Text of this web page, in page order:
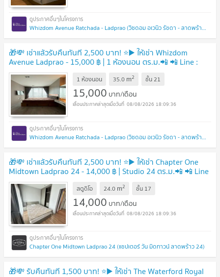
Whizdom Avenue Ratchada - Ladprao (วิซดอม อเวนิว รัชดา - ลาดพร้าว)
🎁💸 เช่าแล้วรับคืนทันที 2,500 บาท! ⭐️▶️ ให้เช่า Whizdom
Avenue Ladprao - 15,000 ฿ | 1 ห้องนอน ตร.ม.📲 📲 Line :
0842932624 / Junesone520🎉
1 ห้องนอน 35.0 m2 ชั้น21
15,000 บาท/เดือน
08/08/2026 18:09:36
Whizdom Avenue Ratchada - Ladprao (วิซดอม อเวนิว รัชดา - ลาดพร้าว)
🎁💸 เช่าแล้วรับคืนทันที 2,500 บาท! ⭐️▶️ ให้เช่า Chapter One
Midtown Ladprao 24 - 14,000 ฿ | Studio 24 ตร.ม.📲 📲 Line
: 0842932624 / Junesone520🎉
สตูดิโอ 24.0 m2 ชั้น 17
14,000 บาท/เดือน
08/08/2026 18:09:36
Chapter One Midtown Ladprao 24 (แชปเตอร์ วัน มิดทาวน์ ลาดพร้าว 24)
🎁💸 รับคืนทันที 1,500 บาท! ⭐️▶️ ให้เช่า The Waterford Royal